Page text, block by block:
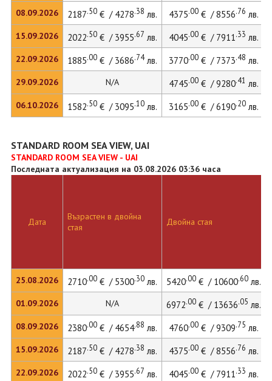
08.09.2026
15.09.2026
22.09.2026
29.09.2026
06.10.2026
2187.50€ / 4278.38 лв. 4375.00€ / 8556.76 лв.
2022.50€ / 3955.67 лв. 4045.00€ / 7911.33 лв.
1885.00€ / 3686.74лв. 3770.00€ / 7373.48 лв.
N/A 4745.00€ / 9280.41 лв.
1582.50€ / 3095.10лв. 3165.00€ / 6190.20лв.
STANDARD ROOM SEA VIEW, UAI
STANDARD ROOM SEA VIEW - UAI
Последната актуализация на 03.08.2026 03:36 часа
Дата
25.08.2026
01.09.2026
08.09.2026
15.09.2026
22.09.2026
Възрастен в двойна
стая
Двойна стая
2710.00€ / 5300.30лв. 5420.00€ / 10600.60лв.
N/A 6972.00€ / 13636.05 лв.
2380.00€ / 4654.88 лв. 4760.00€ / 9309.75 лв.
2187.50€ / 4278.38 лв. 4375.00€ / 8556.76 лв.
2022.50€ / 3955.67 лв. 4045.00€ / 7911.33 лв.